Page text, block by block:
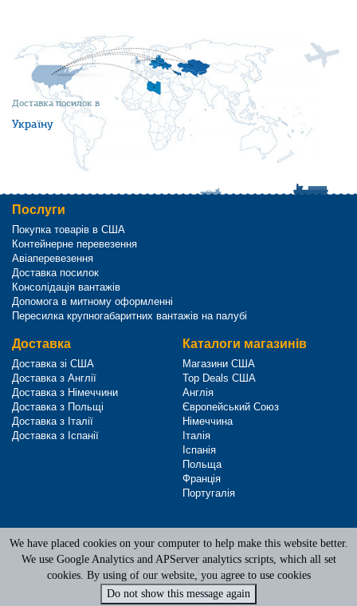
Доставка посилок в
Україну
Послуги
Покупка товарів в США
Контейнерне перевезення
Авіаперевезення
Доставка посилок
Консолідація вантажів
Допомога в митному оформленні
Пересилка крупногабаритних вантажів на палубі
Доставка
Доставка зі США
Доставка з Англії
Доставка з Німеччини
Доставка з Польщі
Доставка з Італії
Доставка з Іспанії
Каталоги магазинів
Магазини США
Top Deals США
Англія
Європейський Союз
Німеччина
Італія
Іспанія
Польща
Франція
Португалія
Terms of Service
Privacy Policy
Адреси наших офісів
We have placed cookies on your computer to help make this website better.
We use Google Analytics and APServer analytics scripts, which all set
cookies. By using of our website, you agree to use cookies
Do not show this message again